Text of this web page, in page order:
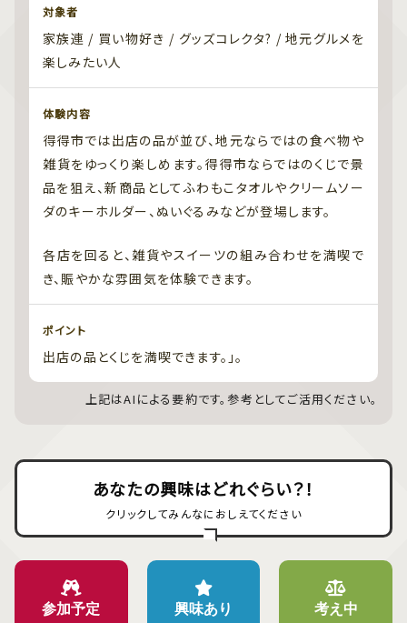
対象者
家族連 / 買い物好き / グッズコレクタ? / 地元グルメを
楽しみたい人
体験内容
得得市では出店の品が並び、地元ならではの食べ物や
雑貨をゆっくり楽しめます。得得市ならではのくじで景
品を狙え、新商品としてふわもこタオルやクリームソー
ダのキーホルダー、ぬいぐるみなどが登場します。
各店を回ると、雑貨やスイーツの組み合わせを満喫で
き、賑やかな雰囲気を体験できます。
ポイント
出店の品とくじを満喫できます。」。
上記はAIによる要約です。参考としてご活用ください。
あなたの興味はどれぐらい？！
クリックしてみんなにおしえてください
参加予定
興味あり
考え中